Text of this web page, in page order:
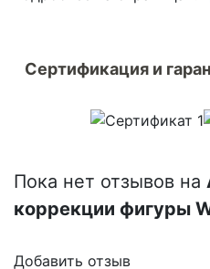
Сертификация и
Пока нет отзывов на
коррекции фигуры
Добавить отзыв